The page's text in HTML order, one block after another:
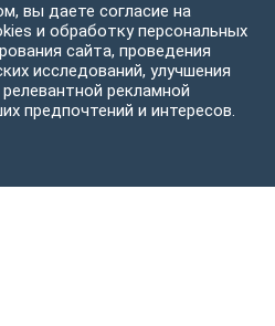
вы даете согласие на
и обработку персональных
сайта, проведения
исследований, улучшения
рекламной
предпочтений и интересов.